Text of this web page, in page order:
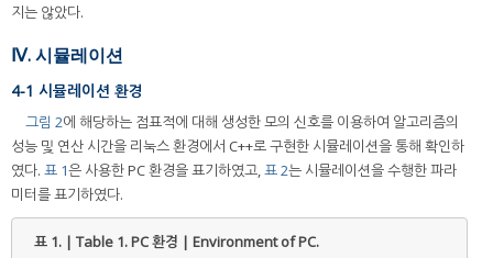
지는 않았다.
Ⅳ. 시뮬레이션
4-1 시뮬레이션 환경
그림 2에 해당하는 점표적에 대해 생성한 모의 신호를 이용하여 알고리즘의
성능 및 연산 시간을 리눅스 환경에서 C++로 구현한 시뮬레이션을 통해 확인하
였다. 표 1은 사용한 PC 환경을 표기하였고,표 2는 시뮬레이션을 수행한 파라
미터를 표기하였다.
표 1. | Table 1.PC 환경 | Environment of PC.